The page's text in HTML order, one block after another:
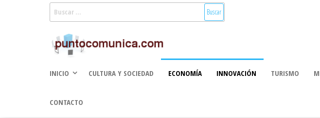
Comunicación
2.0
Valenciana:
turismo, cultura,
economía,
INICIO CULTURA Y SOCIEDAD ECONOMÍA INNOVACIÓN TURISMO
CONTACTO